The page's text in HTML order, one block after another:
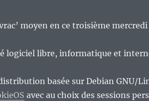
moyen en ce troisième
logiciel libre, informatique et
basée sur Debian GNU/
avec au choix des sessions